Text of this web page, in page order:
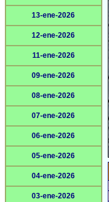
13-ene-2026
12-ene-2026
11-ene-2026
09-ene-2026
08-ene-2026
07-ene-2026
06-ene-2026
05-ene-2026
04-ene-2026
03-ene-2026